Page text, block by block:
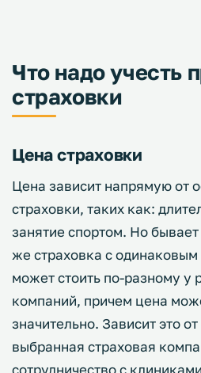
Что надо учесть
страховки
Цена страховки
Цена зависит напрямую от
страховки, таких как:
занятие спортом. Но бывает
же страховка с
может стоить по-разному у
компаний, причем цена
значительно. Зависит это
выбранная страховая
сотрудничество с